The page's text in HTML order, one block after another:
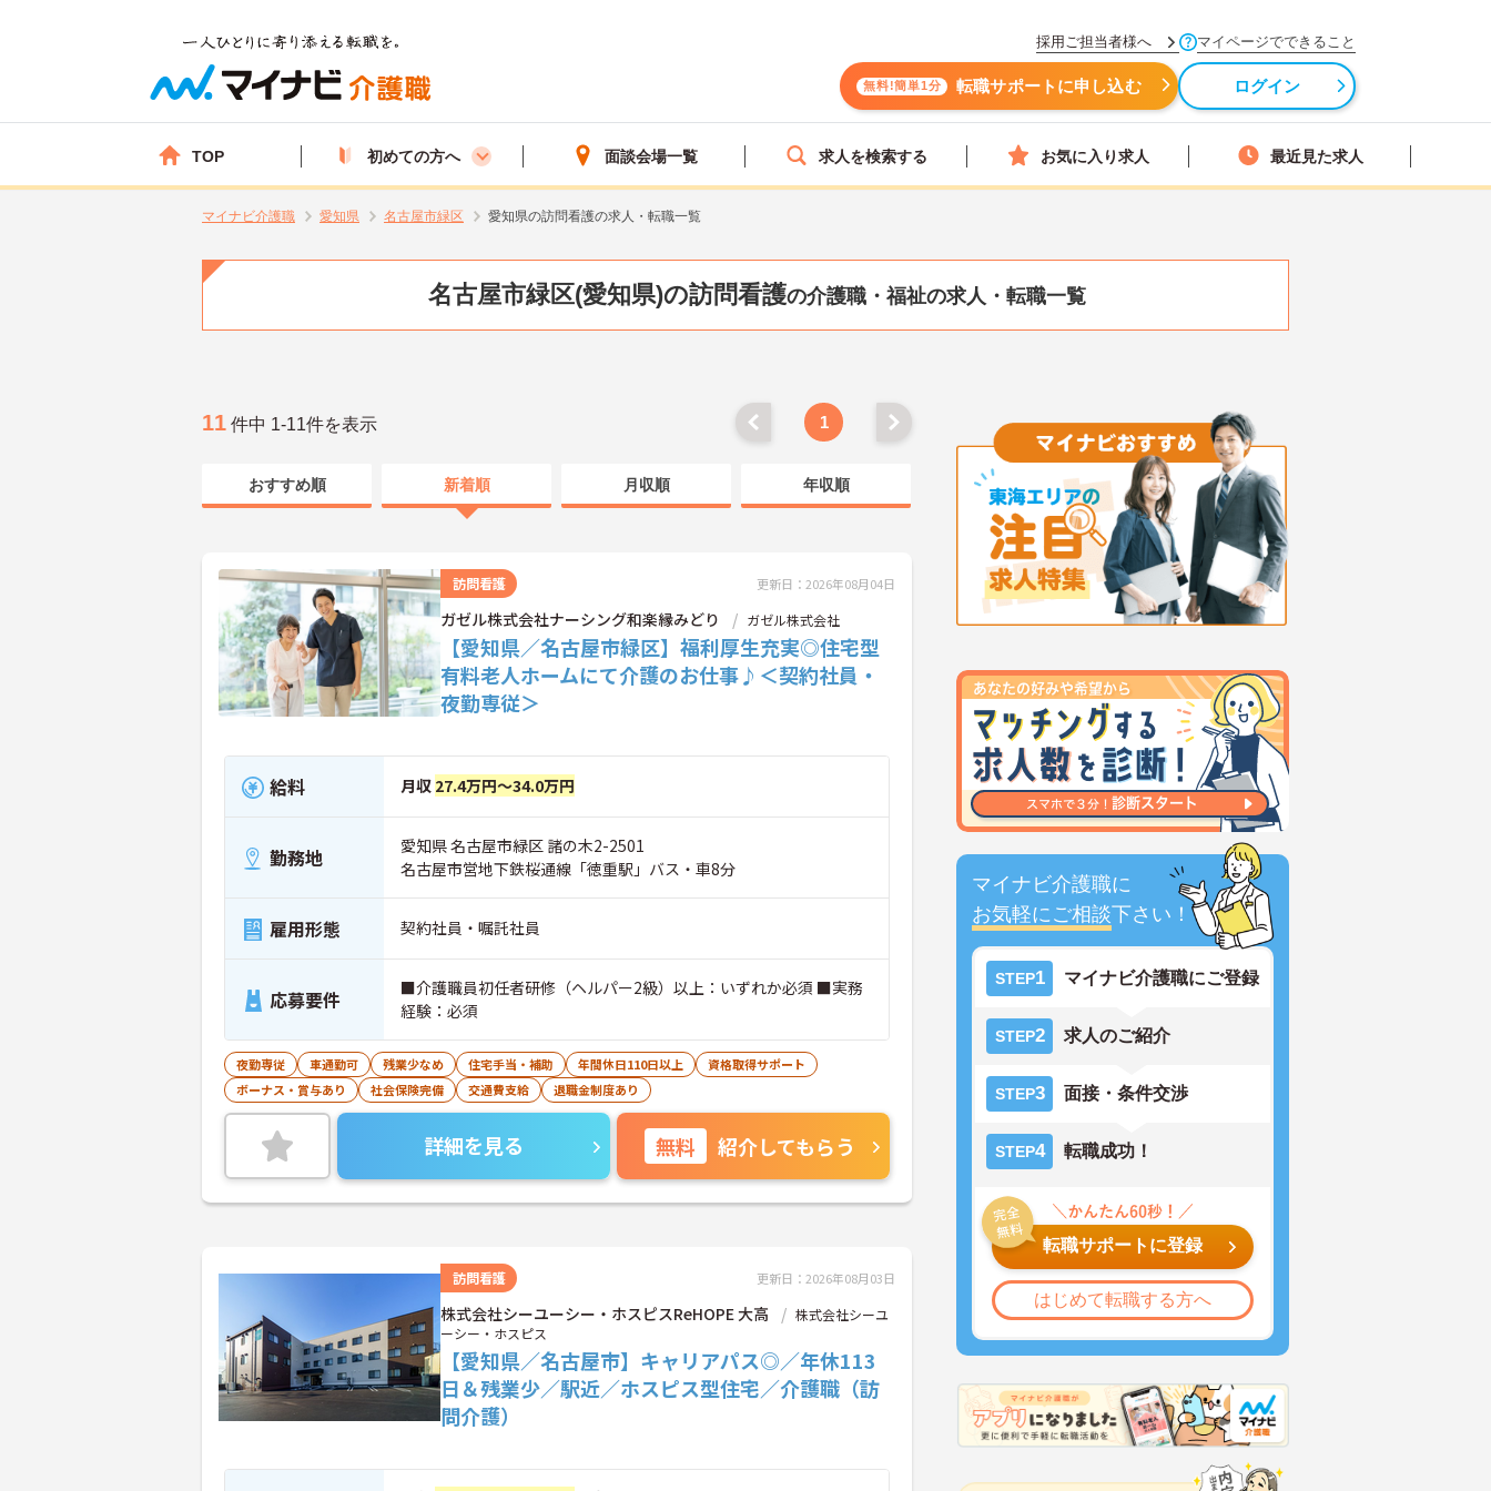
採用ご担当者様へ マイページでできること
無料!簡単1分 転職サポートに申し込む ログイン
TOP 初めての方へ 面談会場一覧 求人を検索する お気に入り求人 最近見た求人
マイナビ介護職 愛知県 名古屋市緑区 愛知県の訪問看護の求人・転職一覧
名古屋市緑区(愛知県)の訪問看護の介護職・福祉の求人・転職一覧
マイナビ介護職に
お気軽にご相談下さい！
STEP1 マイナビ介護職にご登録
STEP2 求人のご紹介
STEP3 面接・条件交渉
STEP4 転職成功！
転職サポートに登録
はじめて転職する方へ
11 件中 1-11件を表示 1
おすすめ順 新着順 月収順 年収順
訪問看護 更新日：2026年08月04日
ガゼル株式会社ナーシング和楽縁みどり ガゼル株式会社
【愛知県／名古屋市緑区】福利厚生充実◎住宅型
有料老人ホームにて介護のお仕事♪＜契約社員・
夜勤専従＞
給料 月収 27.4万円～34.0万円
勤務地
愛知県 名古屋市緑区 諸の木2-2501
名古屋市営地下鉄桜通線「徳重駅」バス・車8分
雇用形態 契約社員・嘱託社員
応募要件
■介護職員初任者研修（ヘルパー2級）以上：いずれか必須 ■実務
経験：必須
夜勤専従 車通勤可 残業少なめ 住宅手当・補助 年間休日110日以上
資格取得サポート
ボーナス・賞与あり
社会保険完備 交通費支給 退職金制度あり
詳細を見る 無料 紹介してもらう
訪問看護 更新日：2026年08月03日
株式会社シーユーシー・ホスピスReHOPE 大高
株式会社シーユ
ーシー・ホスピス
【愛知県／名古屋市】キャリアパス◎／年休113
日＆残業少／駅近／ホスピス型住宅／介護職（訪
問介護）